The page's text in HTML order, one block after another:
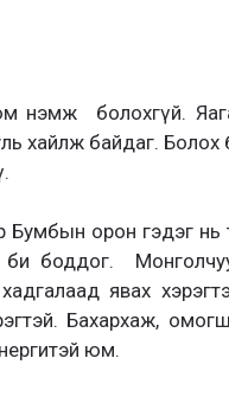
нэмж болохгүй.
хайлж байдаг.
орон гэдэг нь
боддог.
явах
Бахархаж,
юм.